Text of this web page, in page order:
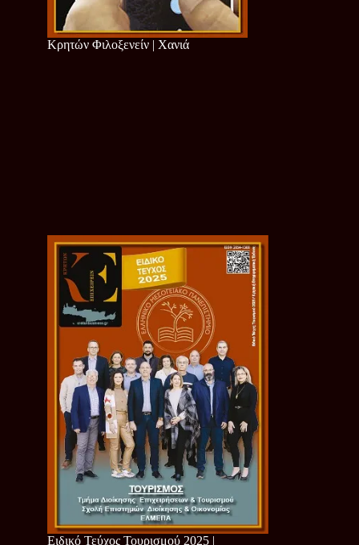
Κρητών Φιλοξενείν | Χανιά
Ειδικό Τεύχος Τουρισμού 2025 |